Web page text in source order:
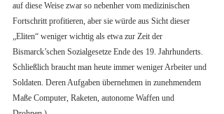
auf diese Weise zwar so nebenher vom medizinischen
Fortschritt profitieren, aber sie würde aus Sicht dieser
„Eliten“ weniger wichtig als etwa zur Zeit der
Bismarck’schen Sozialgesetze Ende des 19. Jahrhunderts.
Schließlich braucht man heute immer weniger Arbeiter und
Soldaten. Deren Aufgaben übernehmen in zunehmendem
Maße Computer, Raketen, autonome Waffen und